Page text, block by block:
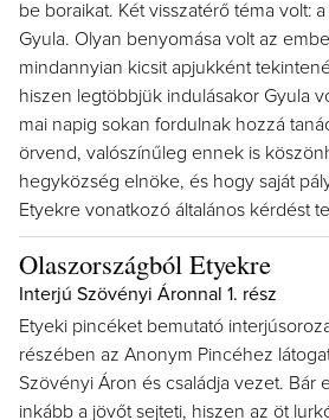
be boraikat. Két visszatérő téma volt:
Gyula. Olyan benyomása volt az
mindannyian kicsit apjukként
hiszen legtöbbjük indulásakor Gyula
mai napig sokan fordulnak hozzá
örvend, valószínűleg ennek is
hegyközség elnöke, és hogy saját
Etyekre vonatkozó általános kérdést
Olaszországból Etyekre
Interjú Szövényi Áronnal 1. rész
Etyeki pincéket bemutató
részében az Anonym Pincéhez
Szövényi Áron és családja vezet. Bár
inkább a jövőt sejteti, hiszen az öt